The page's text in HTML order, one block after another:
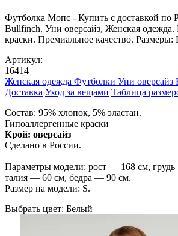
Футболка Мопс - Купить с доставкой по
Bullfinch. Уни оверсайз, Женская одежда.
краски. Премиальное качество.
Артикул:
16414
Женская одежда Футболки Уни оверсайз
Доставка Уход за вещами Таблица
Состав: 95% хлопок, 5% эластан.
Гипоаллергенные краски
Крой: оверсайз
Сделано в России.
Параметры модели: рост — 168 см,
талия — 60 см, бедра — 90 см.
Размер на модели: S.
Выбрать цвет: Белый